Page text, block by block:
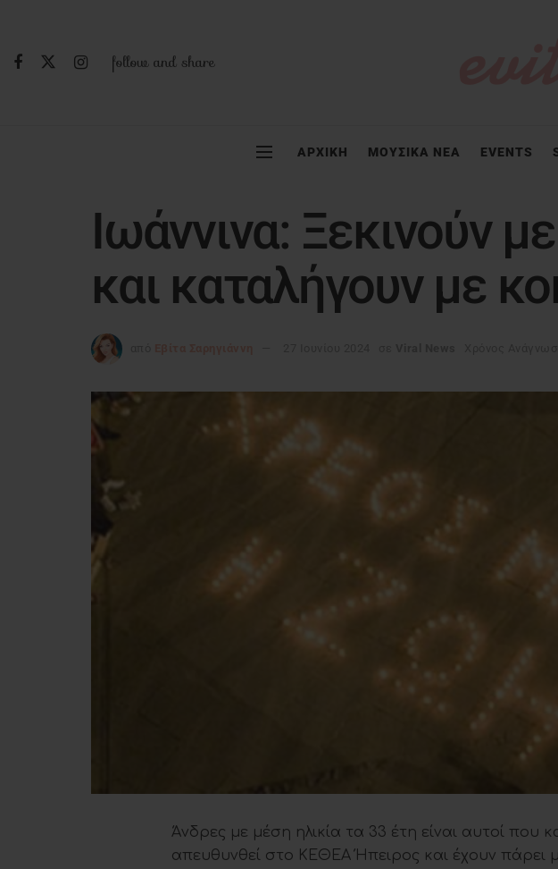
follow and share
ΑΡΧΙΚΗ ΜΟΥΣΙΚΑ ΝΕΑ EVENTS
Ιωάννινα: Ξεκινούν
και καταλήγουν με
Άνδρες με μέση ηλικία τα 33 έτη είναι αυτοί που
απευθυνθεί στο ΚΕΘΕΑ Ήπειρος και έχουν